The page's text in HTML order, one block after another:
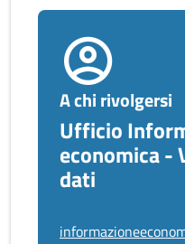
A chi rivolgersi
Ufficio
economica -
dati